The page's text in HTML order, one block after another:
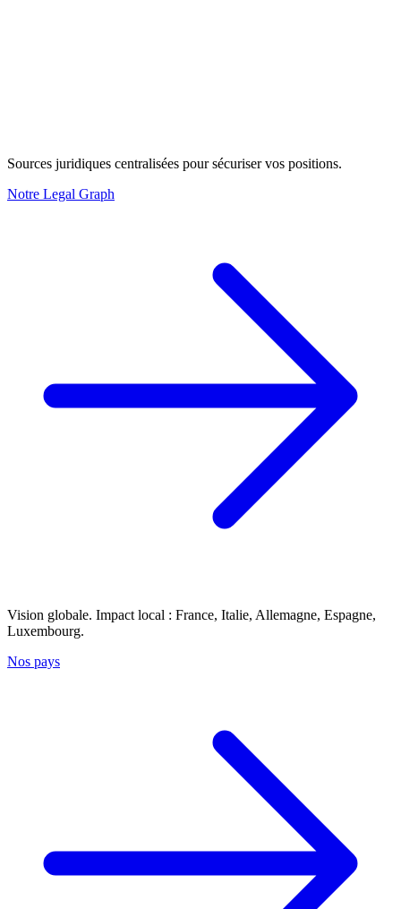
Sources juridiques centralisées pour sécuriser vos positions.
Notre Legal Graph
Vision globale. Impact local : France, Italie, Allemagne, Espagne,
Luxembourg.
Nos pays